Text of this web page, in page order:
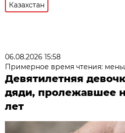
Казахстан
06.08.2026 15:58
Примерное время чтения:
Девятилетняя
дяди, пролежавшее
лет